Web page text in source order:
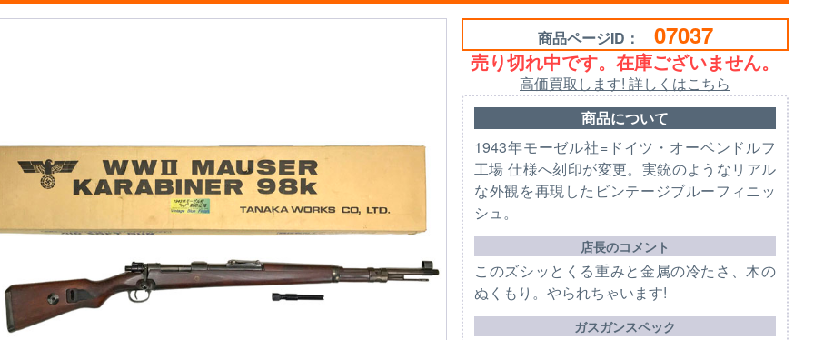
商品ページID： 07037
売り切れ中です。在庫ございません。
高価買取します! 詳しくはこちら
商品について
1943年モーゼル社=ドイツ・オーベンドルフ
工場 仕様へ刻印が変更。実銃のようなリアル
な外観を再現したビンテージブルーフィニッ
シュ。
店長のコメント
このズシッとくる重みと金属の冷たさ、木の
ぬくもり。やられちゃいます!
ガスガンスペック